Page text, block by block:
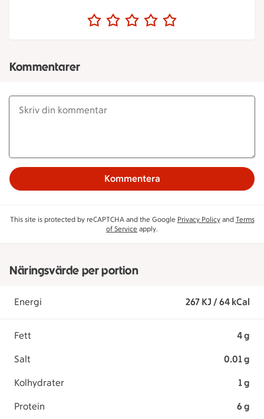
Kommentarer
Kommentera
This site is protected by reCAPTCHA and the Google Privacy Policyand Terms
of Service apply.
Näringsvärde per portion
Energi 267 KJ / 64 kCal
Fett 4 g
Salt 0.01 g
Kolhydrater 1 g
Protein 6 g